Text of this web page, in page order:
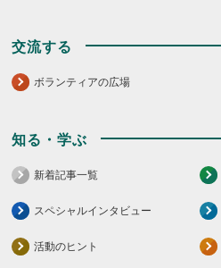
交流する
ボランティアの広場
知る・学ぶ
新着記事一覧
スペシャルインタビュー
活動のヒント